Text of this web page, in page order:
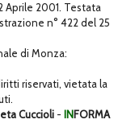
Aprile 2001. Testata
n° 422 del 25
di Monza:
riservati, vietata la
Cuccioli - INFORMA